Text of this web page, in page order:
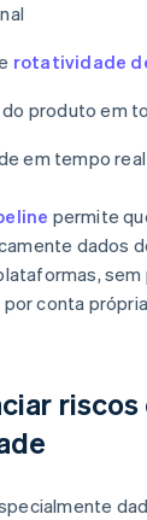
rotatividade
produto em
em tempo real
permite
dados
sem
conta
riscos